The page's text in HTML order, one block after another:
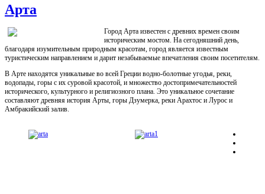
Арта
Город Арта известен с древних времен своим
историческим мостом. На сегодняшний день,
благодаря изумительным природным красотам, город является известным
туристическим направлением и дарит незабываемые впечатления своим посетителям.
В Арте находятся уникальные во всей Греции водно-болотные угодья, реки,
водопады, горы с их суровой красотой, и множество достопримечательностей
исторического, культурного и религиозного плана. Это уникальное сочетание
составляют древняя история Арты, горы Дзумерка, реки Арахтос и Лурос и
Амбракийский залив.